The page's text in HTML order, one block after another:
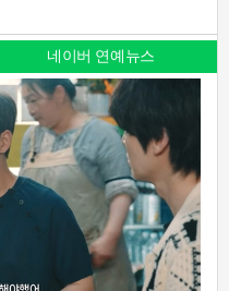
네이버 연예뉴스